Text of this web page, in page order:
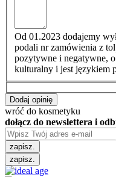
Od 01.2023 dodajemy
podali nr zamówienia z
pozytywne i negatywne,
kulturalny i jest językiem
Dodaj opinię
wróć do kosmetyku
dołącz do newslettera i
zapisz.
zapisz.